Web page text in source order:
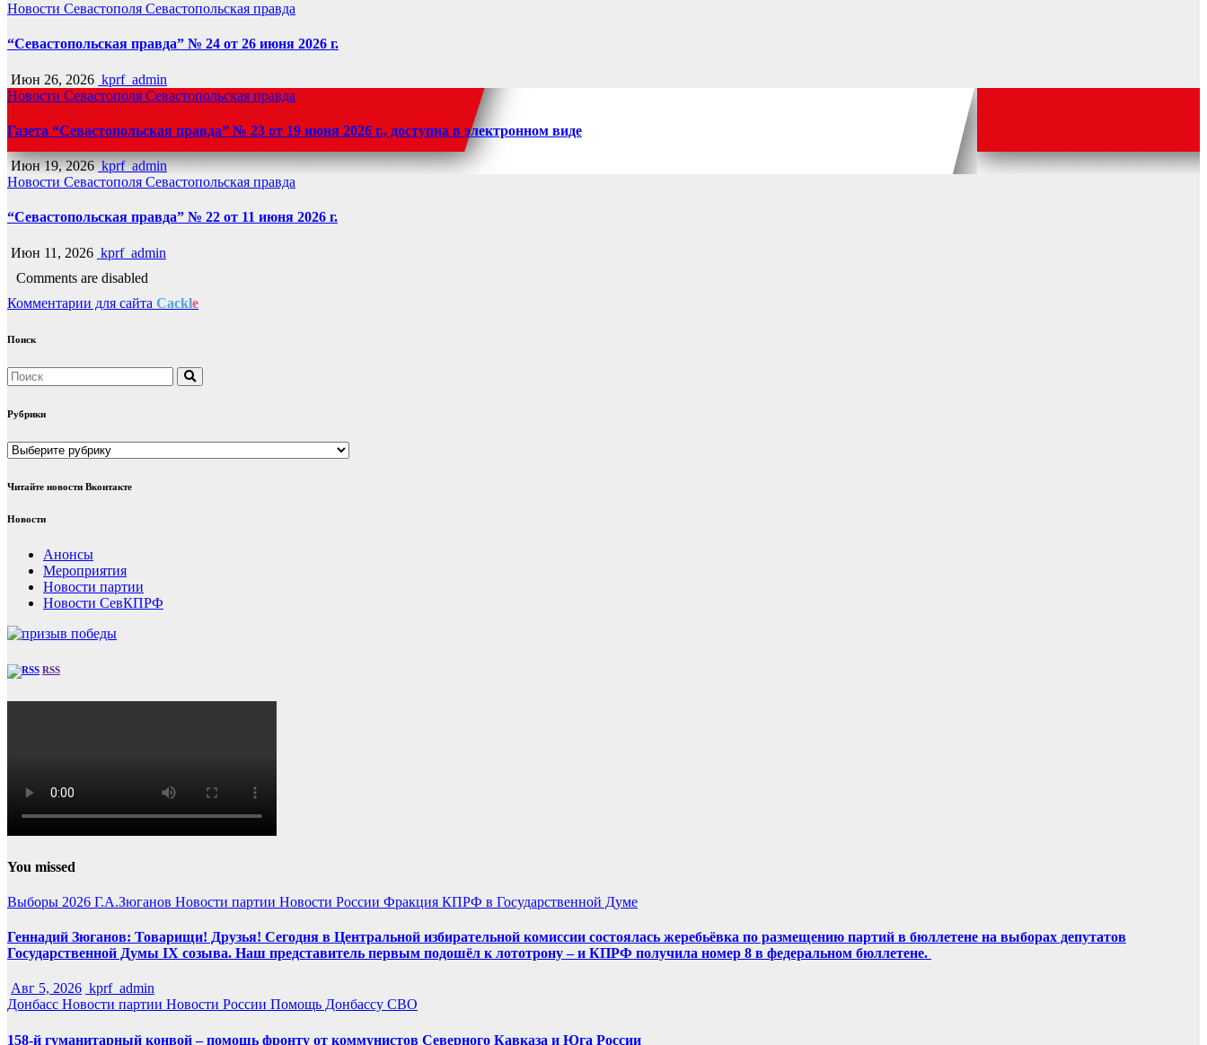
Новости Севастополя Севастопольская правда
“Севастопольская правда” № 24 от 26 июня 2026 г.
Июн 26, 2026 kprf_admin
Новости Севастополя Севастопольская правда
Газета “Севастопольская правда” № 23 от 19 июня 2026 г., доступна в электронном виде
Июн 19, 2026 kprf_admin
Новости Севастополя Севастопольская правда
“Севастопольская правда” № 22 от 11 июня 2026 г.
Июн 11, 2026 kprf_admin
Comments are disabled
Комментарии для сайта Cackle
Поиск
Рубрики
Рубрики
Читайте новости Вконтакте
Новости
Анонсы
Мероприятия
Новости партии
Новости СевКПРФ
RSS
You missed
Выборы 2026 Г.А.Зюганов Новости партии Новости России Фракция КПРФ в Государственной Думе
Геннадий Зюганов: Товарищи! Друзья! Сегодня в Центральной избирательной комиссии состоялась жеребьёвка по размещению партий в бюллетене на выборах депутатов
Государственной Думы IX созыва. Наш представитель первым подошёл к лототрону – и КПРФ получила номер 8 в федеральном бюллетене.
Авг 5, 2026 kprf_admin
Донбасс Новости партии Новости России Помощь Донбассу СВО
158-й гуманитарный конвой – помощь фронту от коммунистов Северного Кавказа и Юга России